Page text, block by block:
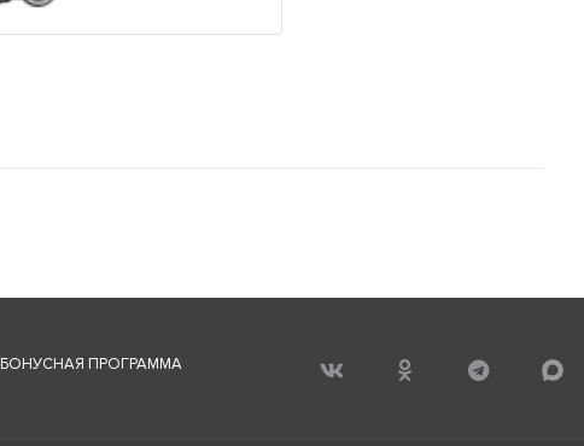
БОНУСНАЯ ПРОГРАММА